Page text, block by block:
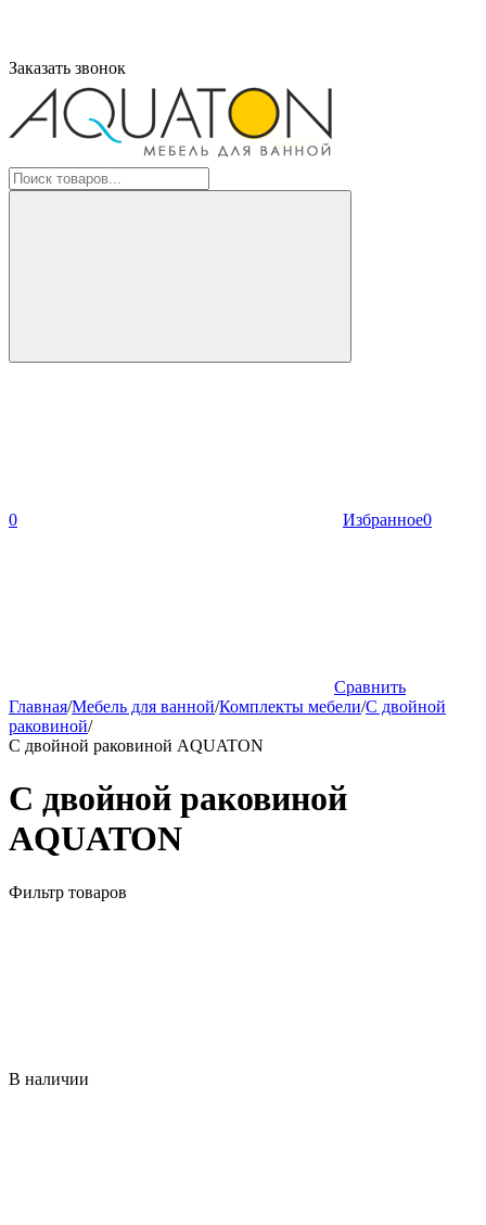
Заказать звонок
0 Избранное0
Сравнить
Главная/Мебель для ванной/Комплекты мебели/С двойной
раковиной/
С двойной раковиной AQUATON
С двойной раковиной
AQUATON
Фильтр товаров
В наличии